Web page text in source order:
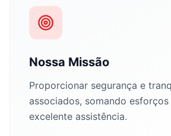
Nossa Missão
Proporcionar segurança e
associados, somando
excelente assistência.